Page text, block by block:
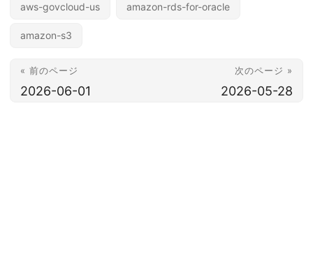
aws-govcloud-us amazon-rds-for-oracle
amazon-s3
« 前のページ
2026-06-01
次のページ »
2026-05-28